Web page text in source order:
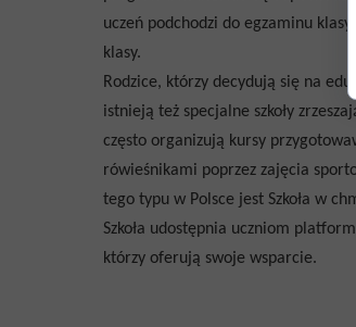
uczeń podchodzi do egzaminu
klasy.
Rodzice, którzy decydują się na
istnieją też specjalne szkoły
często organizują kursy
rówieśnikami poprzez zajęcia
tego typu w Polsce jest Szkoła w
Szkoła udostępnia uczniom
którzy oferują swoje wsparcie.